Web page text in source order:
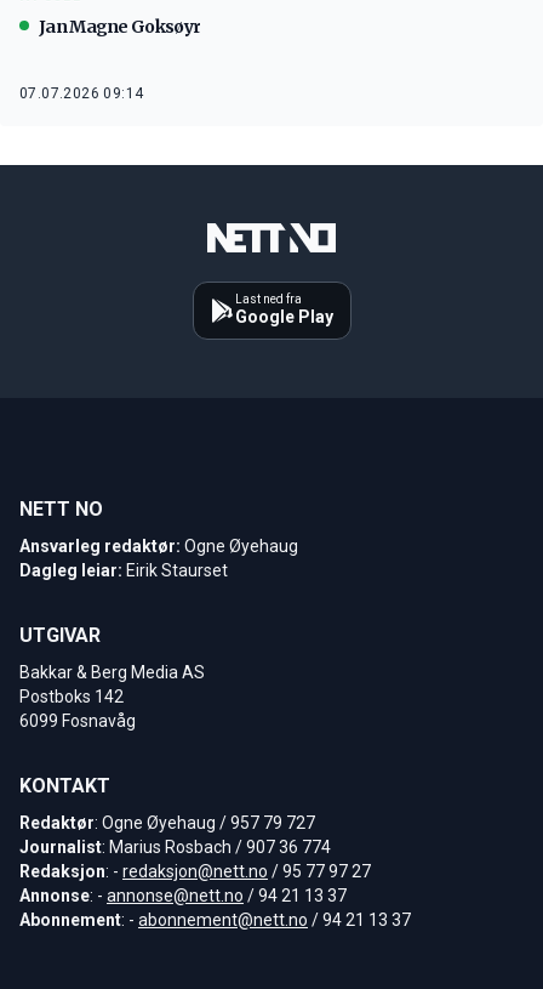
Jan Magne Goksøyr
07.07.2026 09:14
Last ned fra
Google Play
NETT NO
Ansvarleg redaktør: Ogne Øyehaug
Dagleg leiar: Eirik Staurset
UTGIVAR
Bakkar & Berg Media AS
Postboks 142
6099 Fosnavåg
KONTAKT
Redaktør: Ogne Øyehaug / 957 79 727
Journalist: Marius Rosbach / 907 36 774
Redaksjon: - redaksjon@nett.no / 95 77 97 27
Annonse: - annonse@nett.no / 94 21 13 37
Abonnement: - abonnement@nett.no / 94 21 13 37